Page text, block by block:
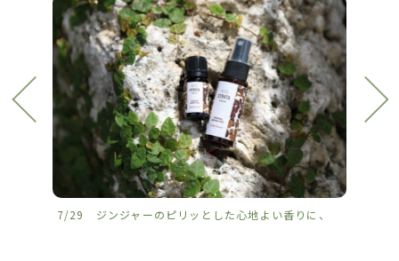
7/29 ジンジャーのピリッとした心地よい香りに、